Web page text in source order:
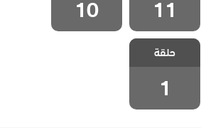
11
10
مسلسل هذا
العالم لا يسعني
مدبلج الحلقة 1
حلقة
1